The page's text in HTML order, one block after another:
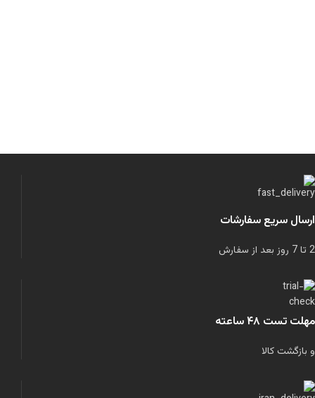
ارسال سریع سفارشات
2 تا 7 روز بعد از سفارش
مهلت تست ۴۸ ساعته
و بازگشت کالا